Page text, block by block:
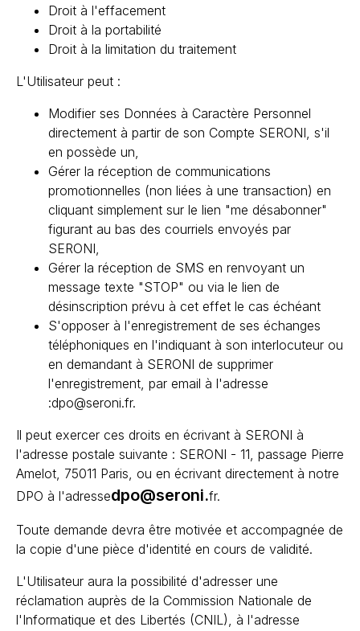
Droit à l'effacement
Droit à la portabilité
Droit à la limitation du traitement
L'Utilisateur peut :
Modifier ses Données à Caractère Personnel
directement à partir de son Compte SERONI, s'il
en possède un,
Gérer la réception de communications
promotionnelles (non liées à une transaction) en
cliquant simplement sur le lien "me désabonner"
figurant au bas des courriels envoyés par
SERONI,
Gérer la réception de SMS en renvoyant un
message texte "STOP" ou via le lien de
désinscription prévu à cet effet le cas échéant
S'opposer à l'enregistrement de ses échanges
téléphoniques en l'indiquant à son interlocuteur ou
en demandant à SERONI de supprimer
l'enregistrement, par email à l'adresse
:dpo@seroni.fr.
Il peut exercer ces droits en écrivant à SERONI à
l'adresse postale suivante : SERONI - 11, passage Pierre
Amelot, 75011 Paris, ou en écrivant directement à notre
DPO à l'adressedpo@seroni.fr.
Toute demande devra être motivée et accompagnée de
la copie d'une pièce d'identité en cours de validité.
L'Utilisateur aura la possibilité d'adresser une
réclamation auprès de la Commission Nationale de
l'Informatique et des Libertés (CNIL), à l'adresse